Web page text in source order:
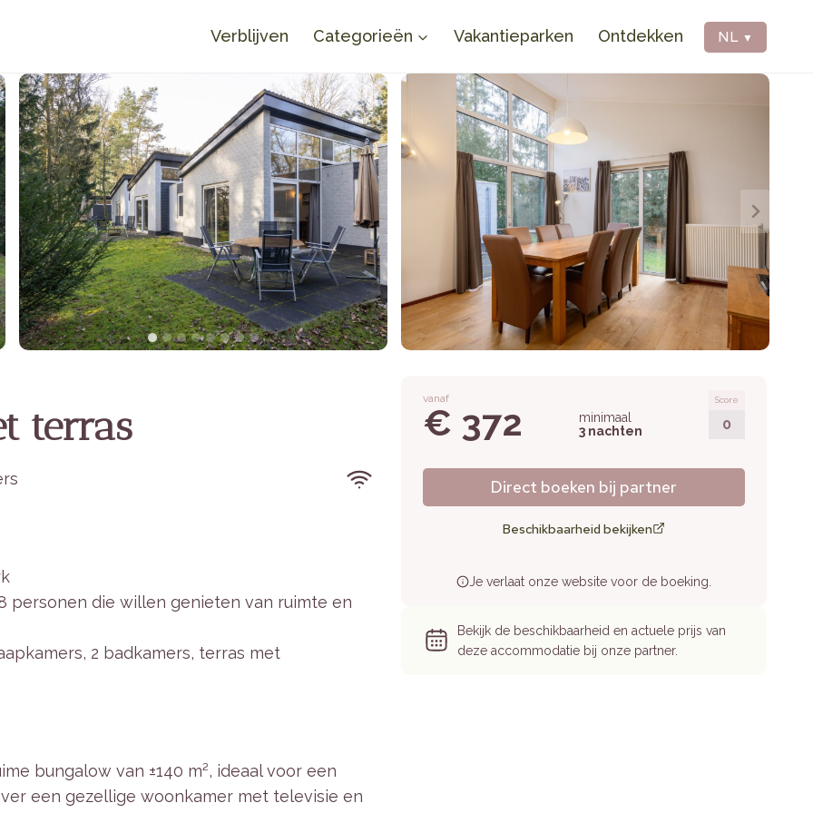
Verblijven Categorieën Vakantieparken Ontdekken NL ▼
terras
personen die willen genieten van ruimte en
2 badkamers, terras met
bungalow van ±140 m², ideaal voor een
een gezellige woonkamer met televisie en
vanaf
€ 372
minimaal
3 nachten
Score
0
Direct boeken bij partner
Beschikbaarheid bekijken
Je verlaat onze website voor de boeking.
Bekijk de beschikbaarheid en actuele prijs van
deze accommodatie bij onze partner.